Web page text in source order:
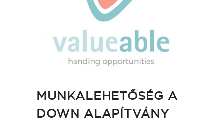
MUNKALEHETŐSÉG A
DOWN ALAPÍTVÁNY